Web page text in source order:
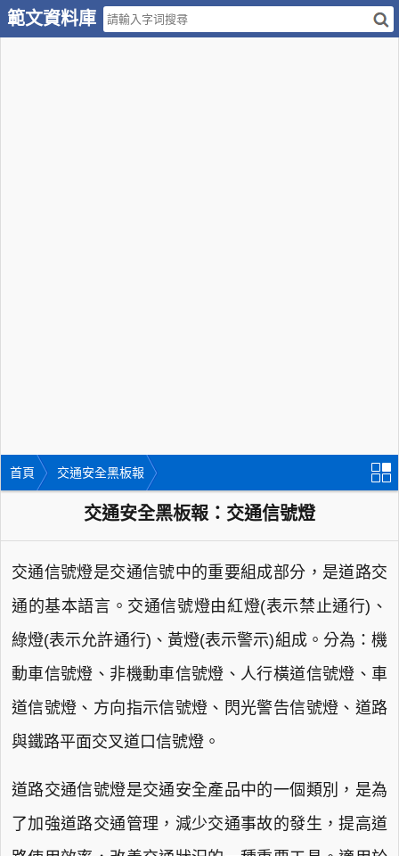
範文資料庫
首頁 交通安全黑板報
交通安全黑板報：交通信號燈
交通信號燈是交通信號中的重要組成部分，是道路交
通的基本語言。交通信號燈由紅燈(表示禁止通行)、
綠燈(表示允許通行)、黃燈(表示警示)組成。分為：機
動車信號燈、非機動車信號燈、人行橫道信號燈、車
道信號燈、方向指示信號燈、閃光警告信號燈、道路
與鐵路平面交叉道口信號燈。
道路交通信號燈是交通安全產品中的一個類別，是為
了加強道路交通管理，減少交通事故的發生，提高道